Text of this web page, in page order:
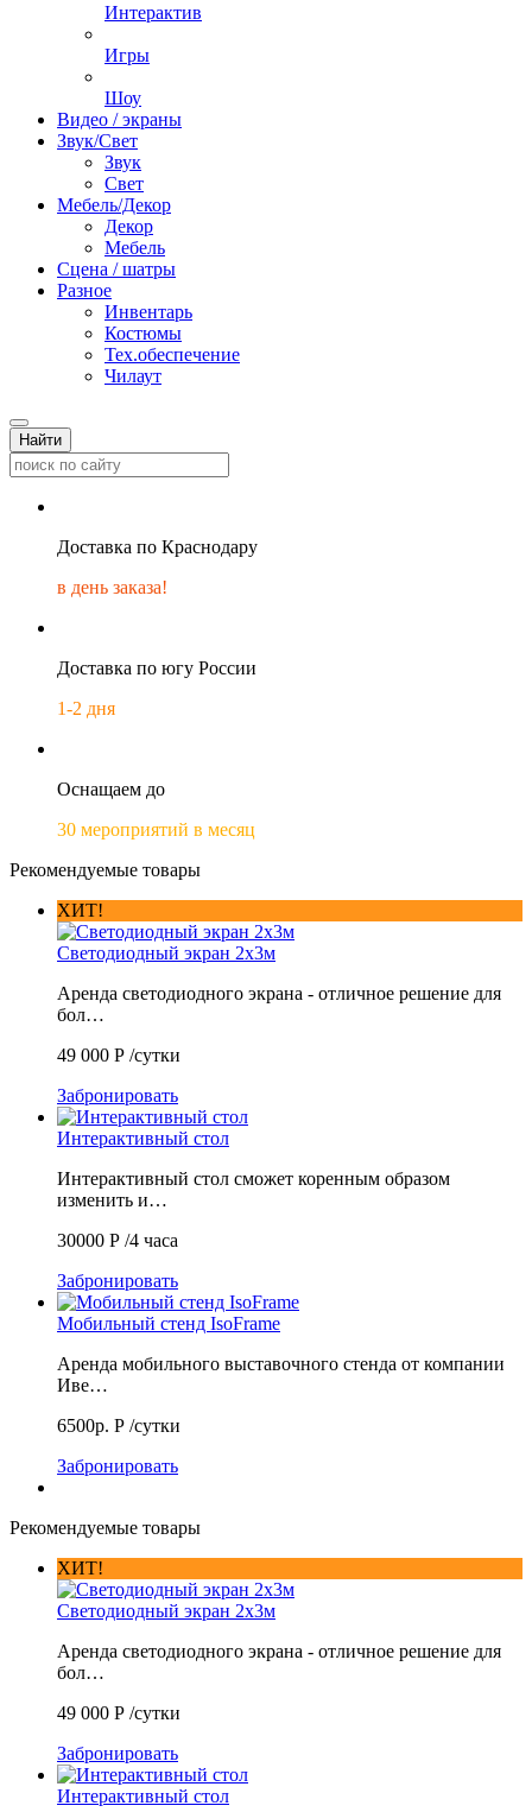
Интерактив
Игры
Шоу
Видео / экраны
Звук/Свет
Звук
Свет
Мебель/Декор
Декор
Мебель
Сцена / шатры
Разное
Инвентарь
Костюмы
Тех.обеспечение
Чилаут
Найти
Доставка по Краснодару
в день заказа!
Доставка по югу России
1-2 дня
Оснащаем до
30 мероприятий в месяц
Рекомендуемые товары
ХИТ!
Светодиодный экран 2х3м
Аренда светодиодного экрана - отличное решение для
бол…
49 000 Р /сутки
Забронировать
Интерактивный стол
Интерактивный стол сможет коренным образом
изменить и…
30000 Р /4 часа
Забронировать
Мобильный стенд IsoFrame
Аренда мобильного выставочного стенда от компании
Иве…
6500р. Р /сутки
Забронировать
Рекомендуемые товары
ХИТ!
Светодиодный экран 2х3м
Аренда светодиодного экрана - отличное решение для
бол…
49 000 Р /сутки
Забронировать
Интерактивный стол